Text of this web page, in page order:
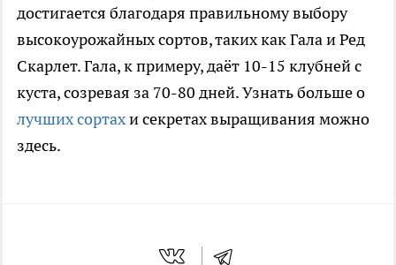
достигается благодаря правильному выбору
высокоурожайных сортов, таких как Гала и Ред
Скарлет. Гала, к примеру, даёт 10-15 клубней с
куста, созревая за 70-80 дней. Узнать больше о
лучших сортахи секретах выращивания можно
здесь.